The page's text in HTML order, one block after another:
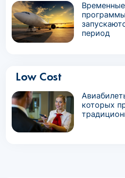
период
Low Cost
которых